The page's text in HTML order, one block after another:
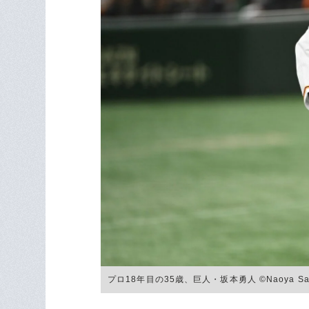
プロ18年目の35歳、巨人・坂本勇人 ©Naoya